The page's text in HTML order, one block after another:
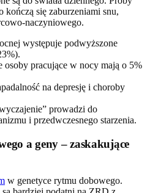
kończą się zaburzeniami snu,
naczyniowego.
występuje podwyższone
osoby pracujące w nocy mają o 5%
na depresję i choroby
prowadzi do
i przedwczesnego starzenia.
a geny – zaskakujące
w genetyce rytmu dobowego.